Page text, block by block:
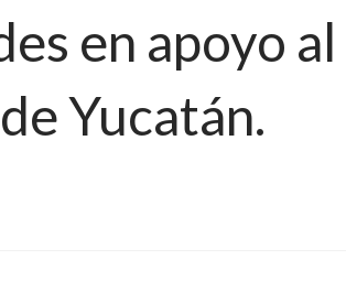
en apoyo al
Yucatán.